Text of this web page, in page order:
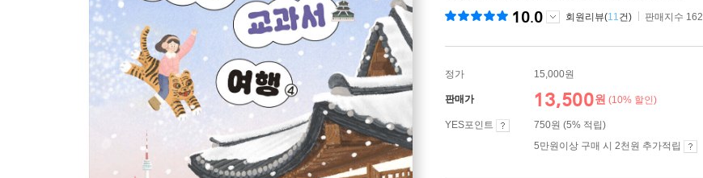
10.0 회원리뷰(11건) 판매지수 162
정가 15,000원
판매가 13,500원 (10% 할인)
YES포인트
750원 (5% 적립)
5만원이상 구매 시 2천원 추가적립